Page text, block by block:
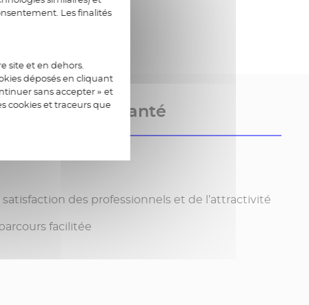
de santé
des professionnels et de l’attractivité
facilitée
Les finalités
site et en dehors.
déposés en cliquant
sans accepter » et
cookies et traceurs que